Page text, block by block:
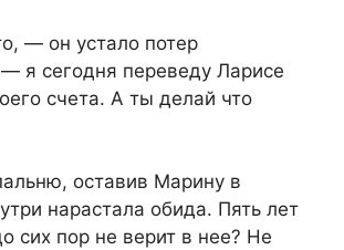
— он устало потер
я сегодня переведу Ларисе
счета. А ты делай что
оставив Марину в
нарастала обида. Пять лет
сих пор не верит в нее? Не